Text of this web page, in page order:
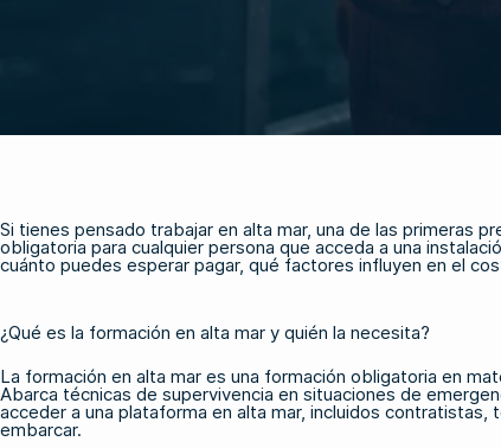
Si tienes pensado trabajar en alta mar, una de las primeras
obligatoria para cualquier persona que acceda a una
cuánto puedes esperar pagar, qué factores influyen en el
¿Qué es la formación en alta mar y quién la necesita?
La formación en alta mar es una formación obligatoria en
Abarca técnicas de supervivencia en situaciones de
acceder a una plataforma en alta mar, incluidos
embarcar.